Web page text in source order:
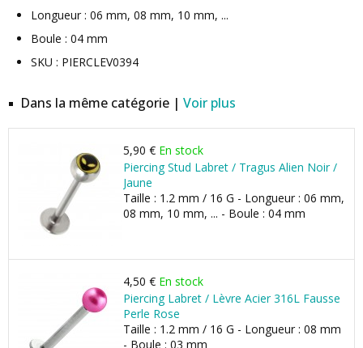
Longueur : 06 mm, 08 mm, 10 mm, ...
Boule : 04 mm
SKU : PIERCLEV0394
Dans la même catégorie | Voir plus
5,90 € En stock
Piercing Stud Labret / Tragus Alien Noir /
Jaune
Taille : 1.2 mm / 16 G - Longueur : 06 mm,
08 mm, 10 mm, ... - Boule : 04 mm
4,50 € En stock
Piercing Labret / Lèvre Acier 316L Fausse
Perle Rose
Taille : 1.2 mm / 16 G - Longueur : 08 mm
- Boule : 03 mm